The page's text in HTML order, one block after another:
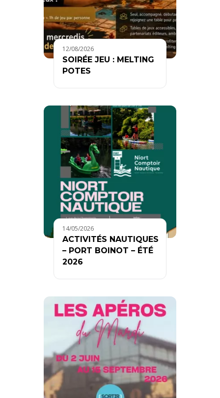
12/08/2026
SOIRÉE JEU : MELTING
POTES
14/05/2026
ACTIVITÉS NAUTIQUES
– PORT BOINOT – ÉTÉ
2026